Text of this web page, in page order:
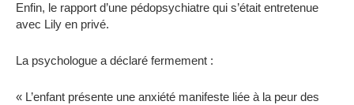
Enfin, le rapport d’une pédopsychiatre qui s’était entretenue
avec Lily en privé.
La psychologue a déclaré fermement :
« L’enfant présente une anxiété manifeste liée à la peur des